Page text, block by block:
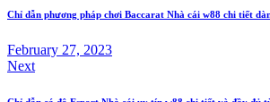
Chỉ dẫn phương pháp chơi Baccarat Nhà cái w88 chi tiết
February 27, 2023
Next